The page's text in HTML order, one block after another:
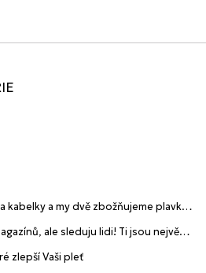
kabelky a my dvě zbožňujeme plavky“
ale sleduju lidi! Ti jsou největší
zlepší Vaši pleť